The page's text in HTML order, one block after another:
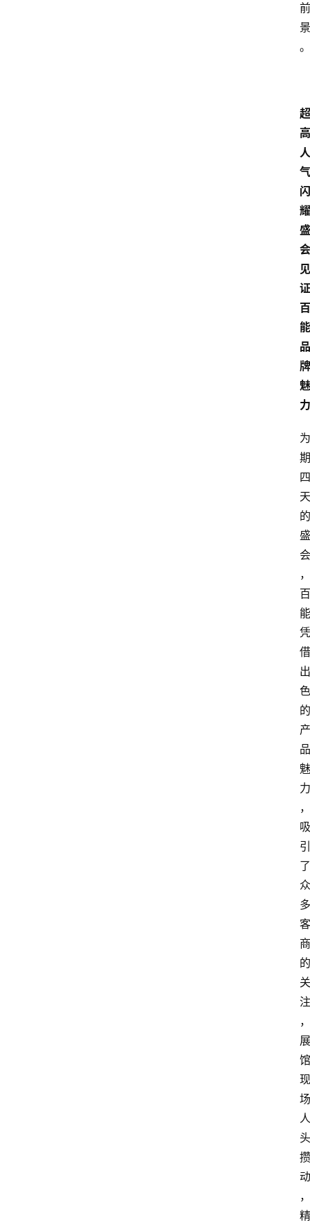
前
景
。
超
高
人
气
闪
耀
盛
会
见
证
百
能
品
牌
魅
力
为
期
四
天
的
盛
会
，
百
能
凭
借
出
色
的
产
品
魅
力
，
吸
引
了
众
多
客
商
的
关
注
，
展
馆
现
场
人
头
攒
动
，
精